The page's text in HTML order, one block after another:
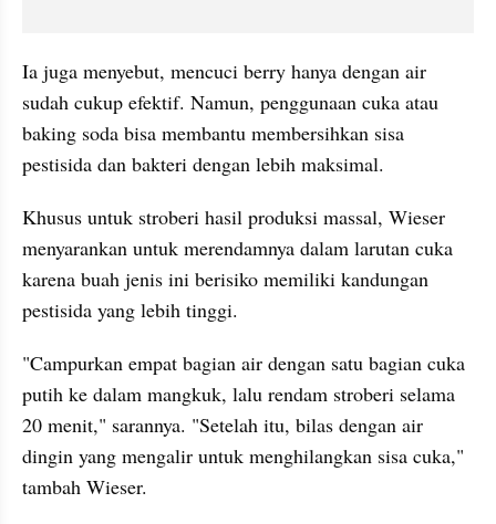
Ia juga menyebut, mencuci berry hanya dengan air
sudah cukup efektif. Namun, penggunaan cuka atau
baking soda bisa membantu membersihkan sisa
pestisida dan bakteri dengan lebih maksimal.
Khusus untuk stroberi hasil produksi massal, Wieser
menyarankan untuk merendamnya dalam larutan cuka
karena buah jenis ini berisiko memiliki kandungan
pestisida yang lebih tinggi.
"Campurkan empat bagian air dengan satu bagian cuka
putih ke dalam mangkuk, lalu rendam stroberi selama
20 menit," sarannya. "Setelah itu, bilas dengan air
dingin yang mengalir untuk menghilangkan sisa cuka,"
tambah Wieser.